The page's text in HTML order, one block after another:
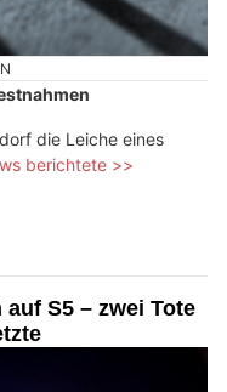
die Leiche eines
berichtete >>
S5 – zwei Tote